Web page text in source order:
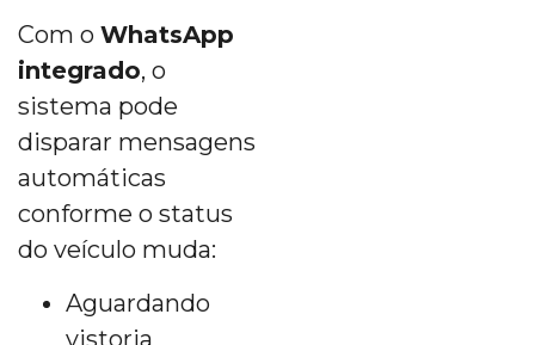
Com o WhatsApp
integrado, o
sistema pode
disparar mensagens
automáticas
conforme o status
do veículo muda:
Aguardando
vistoria